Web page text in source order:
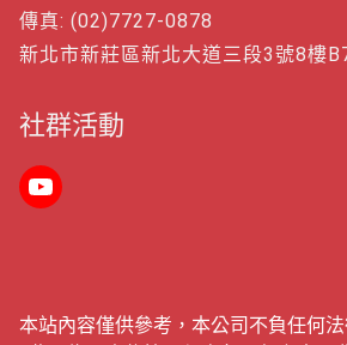
傳真: (02)7727-0878
新北市新莊區新北大道三段3號8樓
社群活動
本站內容僅供參考，本公司不負任何